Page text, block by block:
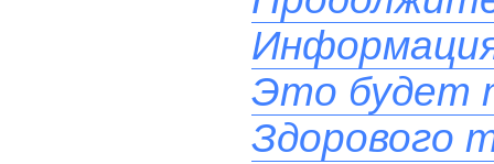
Это будет
Здорового